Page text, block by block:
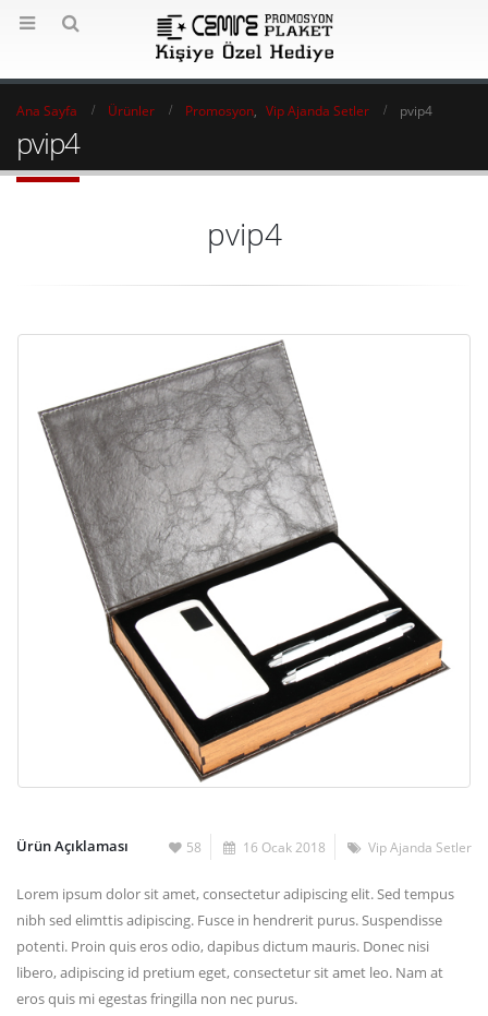
Ana Sayfa Ürünler Promosyon Vip Ajanda Setler pvip4
pvip4
pvip4
Ürün Açıklaması 58 16 Ocak 2018 Vip Ajanda Setler
Lorem ipsum dolor sit amet, consectetur adipiscing elit. Sed tempus
nibh sed elimttis adipiscing. Fusce in hendrerit purus. Suspendisse
potenti. Proin quis eros odio, dapibus dictum mauris. Donec nisi
libero, adipiscing id pretium eget, consectetur sit amet leo. Nam at
eros quis mi egestas fringilla non nec purus.